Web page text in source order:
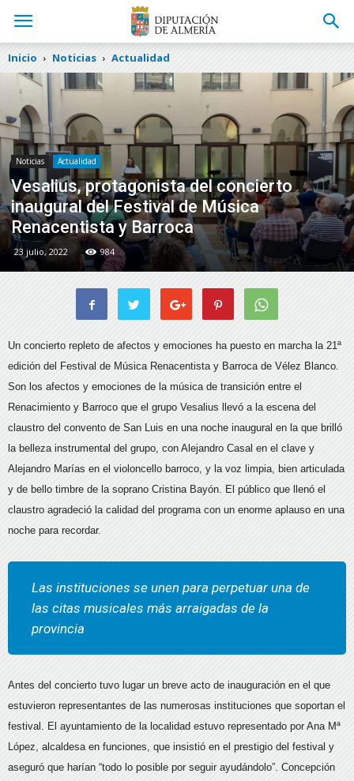
Inicio Noticias Actualidad
Noticias Actualidad
Vesalius, protagonista del concierto
inaugural del Festival de Música
Renacentista y Barroca
23 julio, 2022 984
Un concierto repleto de afectos y emociones ha puesto en marcha la 21ª
edición del Festival de Música Renacentista y Barroca de Vélez Blanco.
Son los afectos y emociones de la música de transición entre el
Renacimiento y Barroco que el grupo Vesalius llevó a la escena del
claustro del convento de San Luis en una noche inaugural en la que brilló
la belleza instrumental del grupo, con Alejandro Casal en el clave y
Alejandro Marías en el violoncello barroco, y la voz limpia, bien articulada
y de bello timbre de la soprano Cristina Bayón. El público que llenó el
claustro agradeció la calidad del programa con un enorme aplauso en una
noche para recordar.
Las instituciones se unen para perpetuar una de
las citas musicales más arraigadas de la
provincia
Antes del concierto tuvo lugar un breve acto de inauguración en el que
estuvieron representantes de las numerosas instituciones que soportan el
festival. El ayuntamiento de la localidad estuvo representado por Ana Mª
López, alcaldesa en funciones, que insistió en el prestigio del festival y
aseguró que harían “todo lo posible por seguir ayudándolo”. Concepción